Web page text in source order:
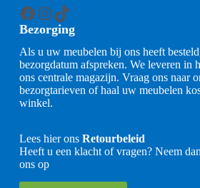
Facebook
Instagram
TikTok
Bezorging
Als u uw meubelen bij ons heeft
bezorgdatum afspreken. We leveren in
ons centrale magazijn. Vraag ons naar
bezorgtarieven of haal uw meubelen
winkel.
Lees hier ons Retourbeleid
Heeft u een klacht of vragen? Neem
ons op